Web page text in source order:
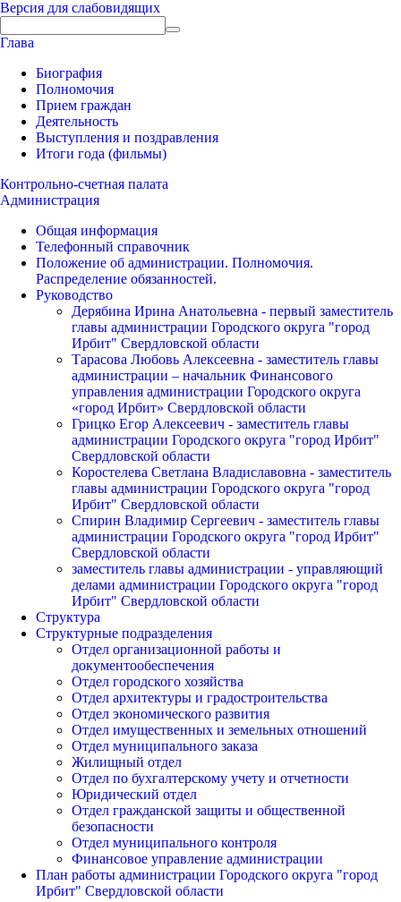
Версия для слабовидящих
Глава
Биография
Полномочия
Прием граждан
Деятельность
Выступления и поздравления
Итоги года (фильмы)
Контрольно-счетная палата
Администрация
Общая информация
Телефонный справочник
Положение об администрации. Полномочия.
Распределение обязанностей.
Руководство
Дерябина Ирина Анатольевна - первый заместитель
главы администрации Городского округа "город
Ирбит" Свердловской области
Тарасова Любовь Алексеевна - заместитель главы
администрации – начальник Финансового
управления администрации Городского округа
«город Ирбит» Свердловской области
Грицко Егор Алексеевич - заместитель главы
администрации Городского округа "город Ирбит"
Свердловской области
Коростелева Светлана Владиславовна - заместитель
главы администрации Городского округа "город
Ирбит" Свердловской области
Спирин Владимир Сергеевич - заместитель главы
администрации Городского округа "город Ирбит"
Свердловской области
заместитель главы администрации - управляющий
делами администрации Городского округа "город
Ирбит" Свердловской области
Структура
Структурные подразделения
Отдел организационной работы и
документообеспечения
Отдел городского хозяйства
Отдел архитектуры и градостроительства
Отдел экономического развития
Отдел имущественных и земельных отношений
Отдел муниципального заказа
Жилищный отдел
Отдел по бухгалтерскому учету и отчетности
Юридический отдел
Отдел гражданской защиты и общественной
безопасности
Отдел муниципального контроля
Финансовое управление администрации
План работы администрации Городского округа "город
Ирбит" Свердловской области